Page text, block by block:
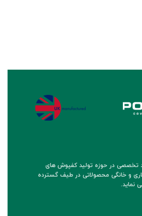
تخصصی در حوزه تولید کفپوش های
و خانگی محصولاتی در طیف گسترده
نماید.